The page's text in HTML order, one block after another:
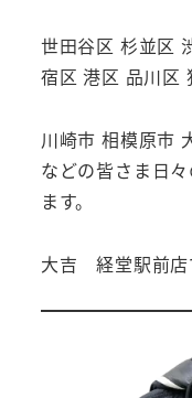
世田谷区 杉並区
宿区 港区 品川区
川崎市 相模原市
などの皆さま日
ます。
大吉 経堂駅前店